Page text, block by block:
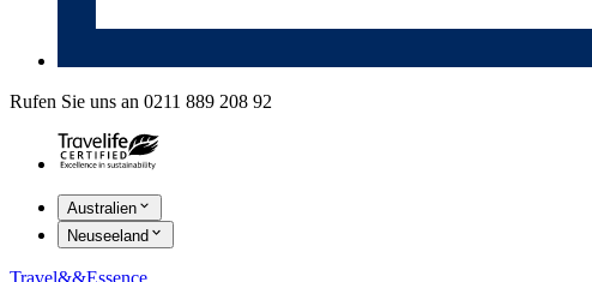
Rufen Sie uns an 0211 889 208 92
Australien
Neuseeland
Travel&&Essence